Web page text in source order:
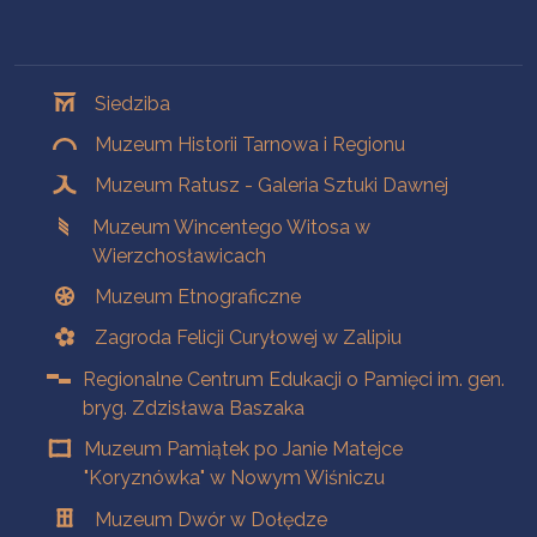
Siedziba
Muzeum Historii Tarnowa i Regionu
Muzeum Ratusz - Galeria Sztuki Dawnej
Muzeum Wincentego Witosa w
Wierzchosławicach
Muzeum Etnograficzne
Zagroda Felicji Curyłowej w Zalipiu
Regionalne Centrum Edukacji o Pamięci im. gen.
bryg. Zdzisława Baszaka
Muzeum Pamiątek po Janie Matejce
"Koryznówka" w Nowym Wiśniczu
Muzeum Dwór w Dołędze